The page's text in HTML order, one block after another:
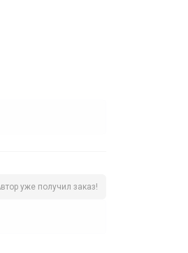
уже получил заказ!